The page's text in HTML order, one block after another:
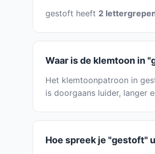
gestoft heeft 2
Waar is de klemtoon in
Het klemtoonpatroon in
is doorgaans luider, langer
Hoe spreek je "gestoft"